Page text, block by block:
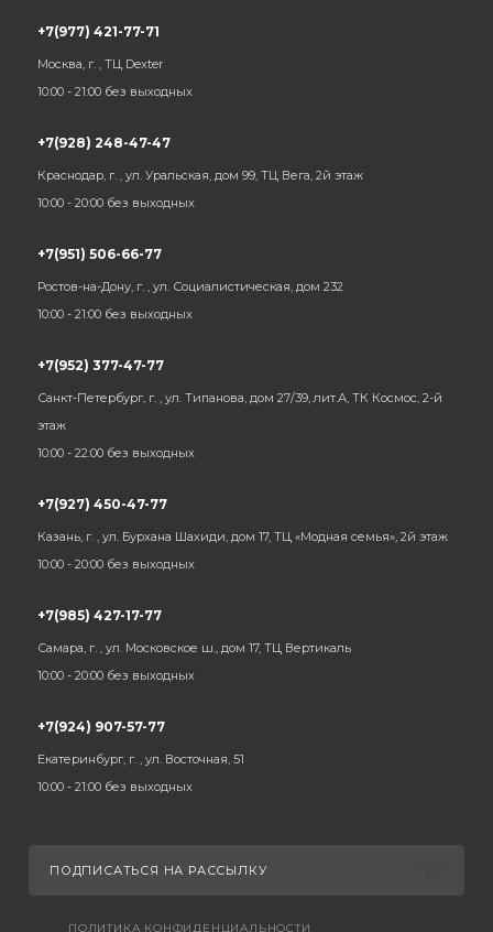
+7(977) 421-77-71
Москва, г. , ТЦ Dexter
10:00 - 21:00 без выходных
+7(928) 248-47-47
Краснодар, г. , ул. Уральская, дом 99, ТЦ Вега, 2й этаж
10:00 - 20:00 без выходных
+7(951) 506-66-77
Ростов-на-Дону, г. , ул. Социалистическая, дом 232
10:00 - 21:00 без выходных
+7(952) 377-47-77
Санкт-Петербург, г. , ул. Типанова, дом 27/39, лит.А, ТК Космос, 2-й
этаж
10:00 - 22:00 без выходных
+7(927) 450-47-77
Казань, г. , ул. Бурхана Шахиди, дом 17, ТЦ «Модная семья», 2й этаж
10:00 - 20:00 без выходных
+7(985) 427-17-77
Самара, г. , ул. Московское ш., дом 17, ТЦ Вертикаль
10:00 - 20:00 без выходных
+7(924) 907-57-77
Екатеринбург, г. , ул. Восточная, 51
10:00 - 21:00 без выходных
ПОДПИСАТЬСЯ НА РАССЫЛКУ
ПОЛИТИКА КОНФИДЕНЦИАЛЬНОСТИ